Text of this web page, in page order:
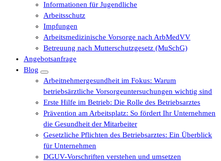
Informationen für Jugendliche
Arbeitsschutz
Impfungen
Arbeitsmedizinische Vorsorge nach ArbMedVV
Betreuung nach Mutterschutzgesetz (MuSchG)
Angebotsanfrage
Blog
Arbeitnehmergesundheit im Fokus: Warum
betriebsärztliche Vorsorgeuntersuchungen wichtig sind
Erste Hilfe im Betrieb: Die Rolle des Betriebsarztes
Prävention am Arbeitsplatz: So fördert Ihr Unternehmen
die Gesundheit der Mitarbeiter
Gesetzliche Pflichten des Betriebsarztes: Ein Überblick
für Unternehmen
DGUV-Vorschriften verstehen und umsetzen